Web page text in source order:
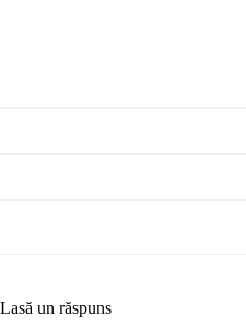
Lasă un răspuns